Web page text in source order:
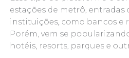
estações de metrô, entradas
instituições, como bancos e
Porém, vem se
hotéis, resorts, parques e